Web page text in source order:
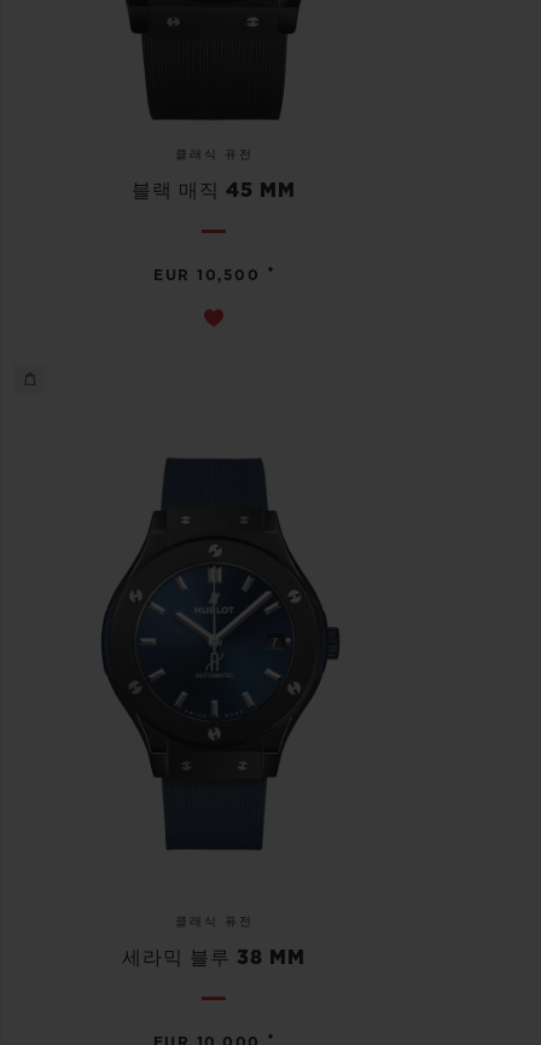
클래식 퓨전
블랙 매직 45 MM
EUR 10,500 •
클래식 퓨전
세라믹 블루 38 MM
•